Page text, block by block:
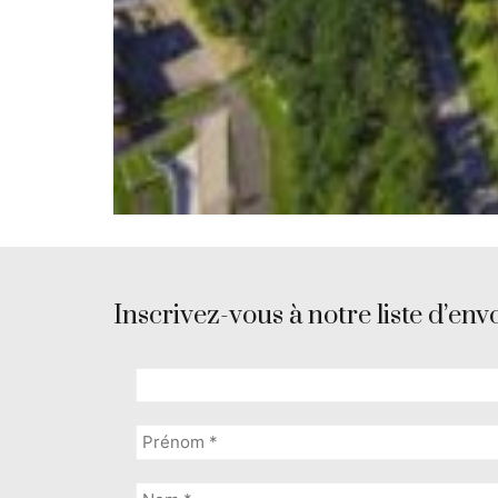
Inscrivez-vous à notre liste